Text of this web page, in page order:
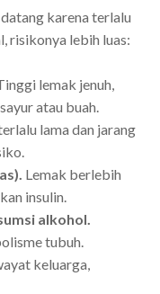
karena terlalu
risikonya lebih luas:
lemak jenuh,
atau buah.
lama dan jarang
Lemak berlebih
insulin.
alkohol.
tubuh.
keluarga,